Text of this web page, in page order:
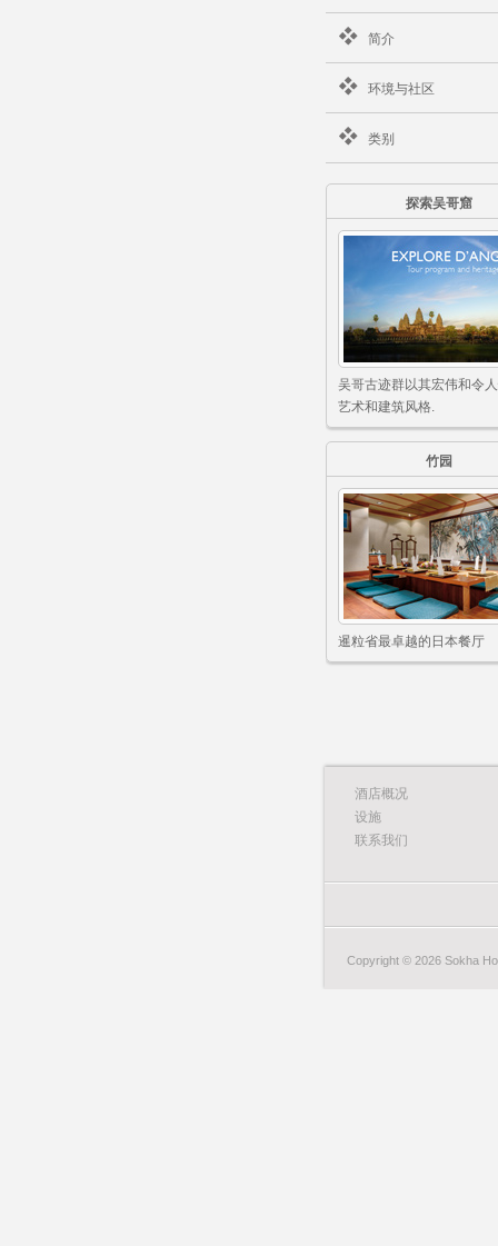
简介
环境与社区
类别
探索吴哥窟
吴哥古迹群以其宏伟和令
艺术和建筑风格.
竹园
暹粒省最卓越的日本餐厅
酒店概况
设施
联系我们
Copyright © 2026 Sokha